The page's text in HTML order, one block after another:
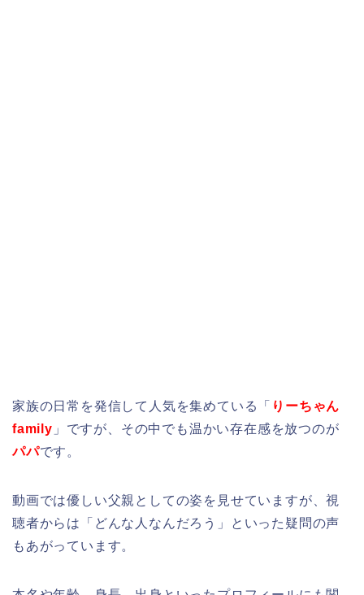
家族の日常を発信して人気を集めている「 りーちゃん
family 」ですが、その中でも温かい存在感を放つのが
パパです。
動画では優しい父親としての姿を見せていますが、視
聴者からは「どんな人なんだろう」といった疑問の声
もあがっています。